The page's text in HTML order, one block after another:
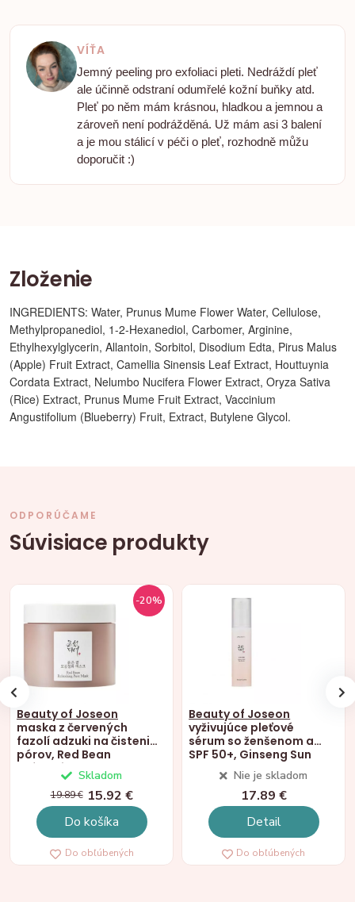
VÍŤA
Jemný peeling pro exfoliaci pleti. Nedráždí pleť
ale účinně odstraní odumřelé kožní buňky atd.
Pleť po něm mám krásnou, hladkou a jemnou a
zároveň není podrážděná. Už mám asi 3 balení
a je mou stálicí v péči o pleť, rozhodně můžu
doporučit :)
Zloženie
INGREDIENTS: Water, Prunus Mume Flower Water, Cellulose,
Methylpropanediol, 1-2-Hexanediol, Carbomer, Arginine,
Ethylhexylglycerin, Allantoin, Sorbitol, Disodium Edta, Pirus Malus
(Apple) Fruit Extract, Camellia Sinensis Leaf Extract, Houttuynia
Cordata Extract, Nelumbo Nucifera Flower Extract, Oryza Sativa
(Rice) Extract, Prunus Mume Fruit Extract, Vaccinium
Angustifolium (Blueberry) Fruit, Extract, Butylene Glycol.
ODPORÚČAME
Súvisiace produkty
-20%
Beauty of Joseon
maska ​​z červených
fazolí adzuki na čistenie
pórov, Red Bean
Refreshing Pore Mask,
Skladom
19.89 € 15.92 €
Do košíka
Do obľúbených
Beauty of Joseon
vyživujúce pleťové
sérum so ženšenom a
SPF 50+, Ginseng Sun
Serum, 50mlNie je skladom
17.89 €
Detail
Do obľúbených